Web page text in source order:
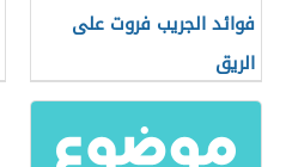
فوائد الجريب فروت على
الريق